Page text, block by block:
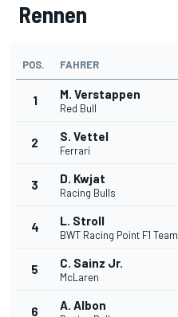
Rennen
POS. FAHRER
1 M. Verstappen
Red Bull
2 S. Vettel
Ferrari
3 D. Kwjat
Racing Bulls
4 L. Stroll
BWT Racing Point F1 Team
5 C. Sainz Jr.
McLaren
6 A. Albon